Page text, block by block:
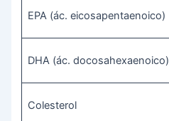
EPA (ác. eicosapentaenoico)
DHA (ác. docosahexaenoico)
Colesterol